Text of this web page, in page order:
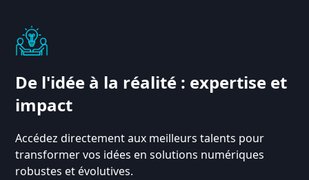
De l'idée à la réalité : expertise et
impact
Accédez directement aux meilleurs talents pour
transformer vos idées en solutions numériques
robustes et évolutives.